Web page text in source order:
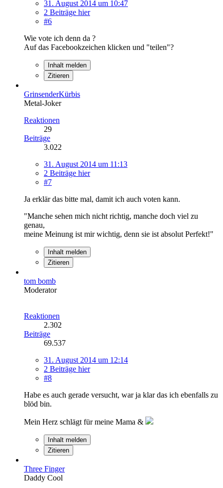
31. August 2014 um 10:47
2 Beiträge hier
#6
Wie vote ich denn da ?
Auf das Facebookzeichen klicken und "teilen"?
Inhalt melden
Zitieren
GrinsenderKürbis
Metal-Joker
Reaktionen
29
Beiträge
3.022
31. August 2014 um 11:13
2 Beiträge hier
#7
Ja erklär das bitte mal, damit ich auch voten kann.
"Manche sehen mich nicht richtig, manche doch viel zu
genau,
meine Meinung ist mir wichtig, denn sie ist absolut Perfekt!"
Inhalt melden
Zitieren
tom bomb
Moderator
Reaktionen
2.302
Beiträge
69.537
31. August 2014 um 12:14
2 Beiträge hier
#8
Habe es auch gerade versucht, war ja klar das ich ebenfalls zu
blöd bin.
Mein Herz schlägt für meine Mama &
Inhalt melden
Zitieren
Three Finger
Daddy Cool